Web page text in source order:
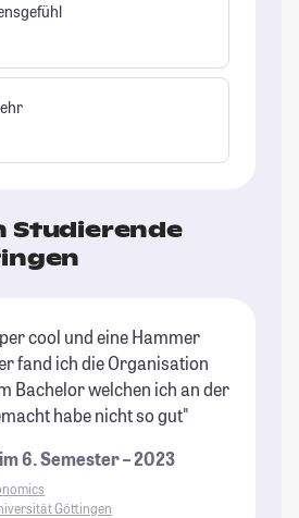
Studierende
cool und eine Hammer
fand ich die Organisation
Bachelor welchen ich an der
habe nicht so gut"
6. Semester – 2023
Göttingen